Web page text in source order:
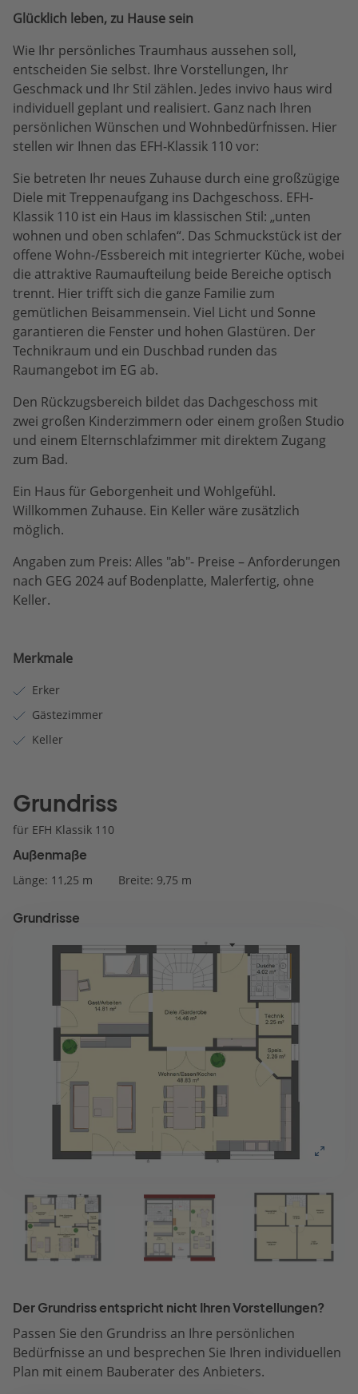
Glücklich leben, zu Hause sein
Wie Ihr persönliches Traumhaus aussehen soll,
entscheiden Sie selbst. Ihre Vorstellungen, Ihr
Geschmack und Ihr Stil zählen. Jedes invivo haus wird
individuell geplant und realisiert. Ganz nach Ihren
persönlichen Wünschen und Wohnbedürfnissen. Hier
stellen wir Ihnen das EFH-Klassik 110 vor:
Sie betreten Ihr neues Zuhause durch eine großzügige
Diele mit Treppenaufgang ins Dachgeschoss. EFH-
Klassik 110 ist ein Haus im klassischen Stil: „unten
wohnen und oben schlafen“. Das Schmuckstück ist der
offene Wohn-/Essbereich mit integrierter Küche, wobei
die attraktive Raumaufteilung beide Bereiche optisch
trennt. Hier trifft sich die ganze Familie zum
gemütlichen Beisammensein. Viel Licht und Sonne
garantieren die Fenster und hohen Glastüren. Der
Technikraum und ein Duschbad runden das
Raumangebot im EG ab.
Den Rückzugsbereich bildet das Dachgeschoss mit
zwei großen Kinderzimmern oder einem großen Studio
und einem Elternschlafzimmer mit direktem Zugang
zum Bad.
Ein Haus für Geborgenheit und Wohlgefühl.
Willkommen Zuhause. Ein Keller wäre zusätzlich
möglich.
Angaben zum Preis: Alles "ab"- Preise – Anforderungen
nach GEG 2024 auf Bodenplatte, Malerfertig, ohne
Keller.
Merkmale
Erker
Gästezimmer
Keller
Grundriss
für EFH Klassik 110
Außenmaße
Länge: 11,25 m Breite: 9,75 m
Grundrisse
Der Grundriss entspricht nicht Ihren Vorstellungen?
Passen Sie den Grundriss an Ihre persönlichen
Bedürfnisse an und besprechen Sie Ihren individuellen
Plan mit einem Bauberater des Anbieters.